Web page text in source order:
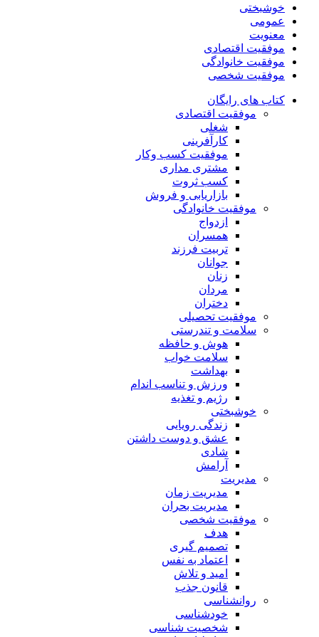
خوشبختی
عمومی
معنویت
موفقیت اقتصادی
موفقیت خانوادگی
موفقیت شخصی
کتاب های رایگان
موفقیت اقتصادی
شغلی
کارآفرینی
موفقیت کسب وکار
مشتری مداری
کسب ثروت
بازاریابی و فروش
موفقیت خانوادگی
ازدواج
همسران
تربیت فرزند
جوانان
زنان
مردان
دختران
موفقیت تحصیلی
سلامت و تندرستی
هوش و حافظه
سلامت خواب
بهداشت
ورزش و تناسب اندام
رژیم و تغذیه
خوشبختی
زندگی رویایی
عشق و دوست داشتن
شادی
آرامش
مدیریت
مدیریت زمان
مدیریت بحران
موفقیت شخصی
هدف
تصمیم گیری
اعتماد به نفس
امید و تلاش
قانون جذب
روانشناسی
خودشناسی
شخصیت شناسی